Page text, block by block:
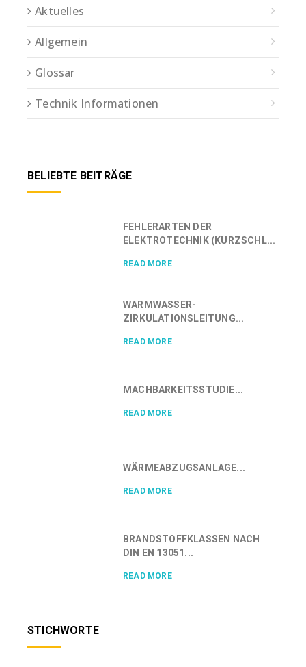
Aktuelles
Allgemein
Glossar
Technik Informationen
BELIEBTE BEITRÄGE
FEHLERARTEN DER
ELEKTROTECHNIK (KURZSCHL...
READ MORE
WARMWASSER-
ZIRKULATIONSLEITUNG...
READ MORE
MACHBARKEITSSTUDIE...
READ MORE
WÄRMEABZUGSANLAGE...
READ MORE
BRANDSTOFFKLASSEN NACH
DIN EN 13051...
READ MORE
STICHWORTE